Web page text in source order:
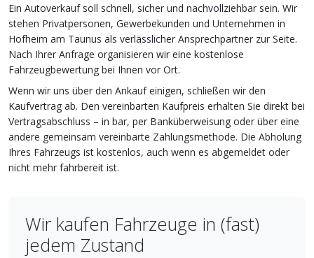
Ein Autoverkauf soll schnell, sicher und nachvollziehbar sein. Wir
stehen Privatpersonen, Gewerbekunden und Unternehmen in
Hofheim am Taunus als verlässlicher Ansprechpartner zur Seite.
Nach Ihrer Anfrage organisieren wir eine kostenlose
Fahrzeugbewertung bei Ihnen vor Ort.
Wenn wir uns über den Ankauf einigen, schließen wir den
Kaufvertrag ab. Den vereinbarten Kaufpreis erhalten Sie direkt bei
Vertragsabschluss – in bar, per Banküberweisung oder über eine
andere gemeinsam vereinbarte Zahlungsmethode. Die Abholung
Ihres Fahrzeugs ist kostenlos, auch wenn es abgemeldet oder
nicht mehr fahrbereit ist.
Wir kaufen Fahrzeuge in (fast)
jedem Zustand